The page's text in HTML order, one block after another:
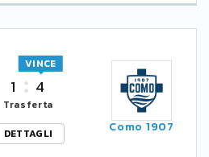
1 4
VINCE
Trasferta
DETTAGLI
Como 1907